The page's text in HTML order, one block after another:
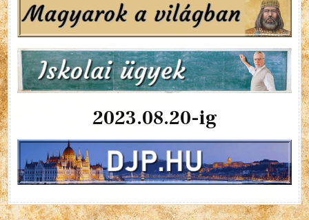
2023.08.20-ig